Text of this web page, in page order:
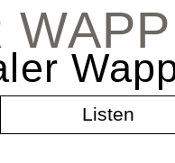
Listen